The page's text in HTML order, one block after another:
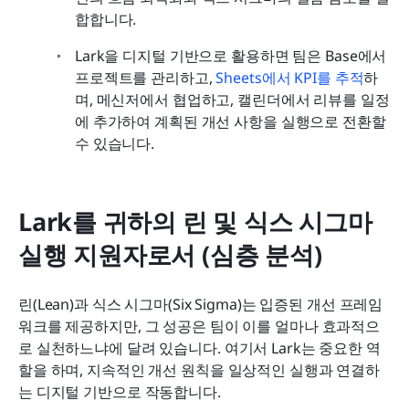
합합니다.
Lark을 디지털 기반으로 활용하면 팀은 Base에서
프로젝트를 관리하고, Sheets에서 KPI를 추적하
며, 메신저에서 협업하고, 캘린더에서 리뷰를 일정
에 추가하여 계획된 개선 사항을 실행으로 전환할
수 있습니다.
Lark를 귀하의 린 및 식스 시그마
실행 지원자로서 (심층 분석)
린(Lean)과 식스 시그마(Six Sigma)는 입증된 개선 프레임
워크를 제공하지만, 그 성공은 팀이 이를 얼마나 효과적으
로 실천하느냐에 달려 있습니다. 여기서 Lark는 중요한 역
할을 하며, 지속적인 개선 원칙을 일상적인 실행과 연결하
는 디지털 기반으로 작동합니다.